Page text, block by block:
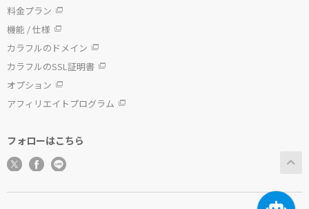
料金プラン
機能 / 仕様
カラフルのドメイン
カラフルのSSL証明書
オプション
アフィリエイトプログラム
フォローはこちら